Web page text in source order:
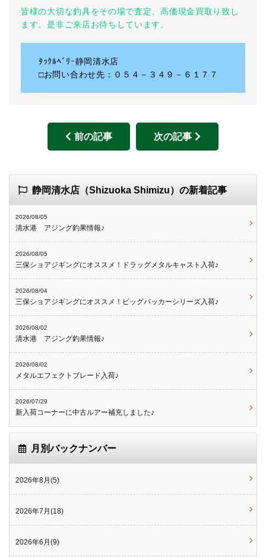
皆様の大切な釣具をその場で査定、高価現金買取り致し
ます。是非ご来店お待ちしています。
ﾀｯｸﾙﾍﾞﾘｰ静岡清水店
□お問い合わせ先：０５４－３４９－６１７７
前の記事 次の記事
静岡清水店（Shizuoka Shimizu）の新着記事
2026/08/05
清水港 アジング釣果情報♪
2026/08/05
三保ショアジギングにオススメ！ドラッグメタルキャスト入荷♪
2026/08/04
三保ショアジギングにオススメ！ビッグバッカーシリーズ入荷♪
2026/08/02
清水港 アジング釣果情報♪
2026/08/02
メタルエフェクトブレード入荷♪
2026/07/29
新入荷コーナーに中古ルアー補充しました♪
月別バックナンバー
2026年8月(5)
2026年7月(18)
2026年6月(9)